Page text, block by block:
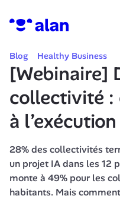
Blog Healthy Business
[Webinaire]
collectivité :
à l’exécution
28% des collectivités
un projet IA dans les 12
monte à 49% pour les
habitants. Mais